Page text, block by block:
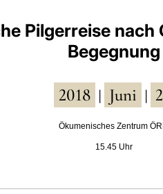
Pilgerreise nach
Begegnung
2018 Juni
Ökumenisches Zentrum
15.45 Uhr